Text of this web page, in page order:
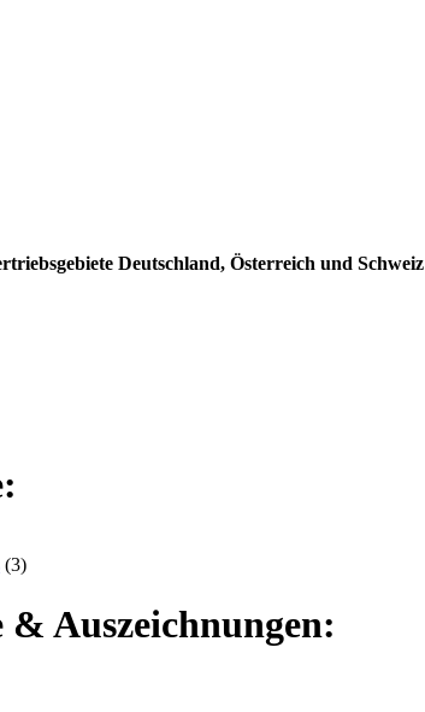
Deutschland, Österreich und Schweiz
(3)
& Auszeichnungen: